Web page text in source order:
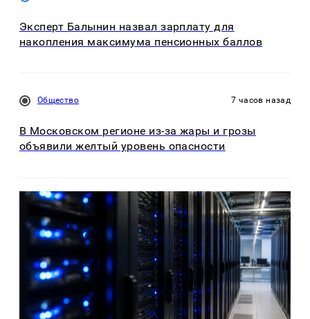
Эксперт Балынин назвал зарплату для
накопления максимума пенсионных баллов
Общество 7 часов назад
В Московском регионе из-за жары и грозы
объявили желтый уровень опасности